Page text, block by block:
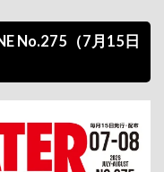
No.275（7月15日